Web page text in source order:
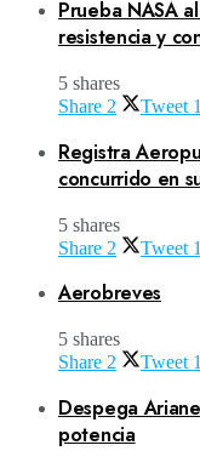
Prueba NASA
resistencia y
5 shares
Share 2 Tweet 1
Registra
concurrido en
5 shares
Share 2 Tweet 1
Aerobreves
5 shares
Share 2 Tweet 1
Despega
potencia